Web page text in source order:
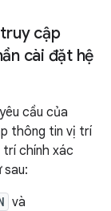
cập
cài đặt hệ
cầu của
thông tin vị trí
chính xác
và